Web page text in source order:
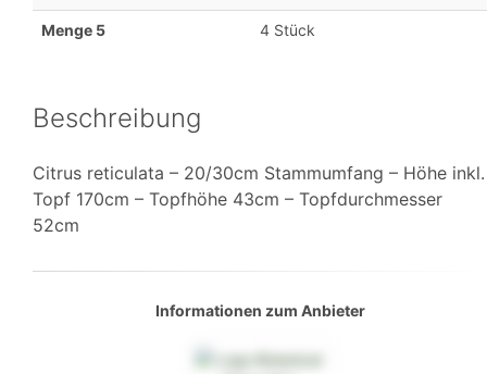
Menge 5 4 Stück
Beschreibung
Citrus reticulata – 20/30cm Stammumfang – Höhe inkl.
Topf 170cm – Topfhöhe 43cm – Topfdurchmesser
52cm
Informationen zum Anbieter